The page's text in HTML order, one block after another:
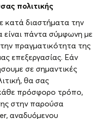
πολιτικής
κατά διαστήματα την
είναι πάντα σύμφωνη με
την πραγματικότητα της
επεξεργασίας. Εάν
σε σημαντικές
θα σας
πρόσφορο τρόπο,
στην παρούσα
αναδυόμενου